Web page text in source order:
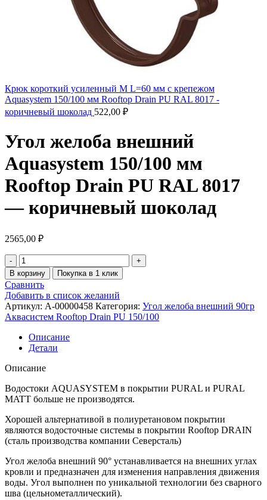
Крюк короткий усиленный M L=60 мм с крепежом
Aquasystem 150/100 мм Rooftop Drain PU RAL 8017 -
коричневый шоколад 522,00 ₽
Угол желоба внешний
Aquasystem 150/100 мм
Rooftop Drain PU RAL 8017
— коричневый шоколад
2565,00 ₽
В корзину Покупка в 1 клик
Сравнить
Добавить в список желаний
Артикул: A-00000458 Категория: Угол желоба внешний 90гр
Аквасистем Rooftop Drain PU 150/100
Описание
Детали
Описание
Водостоки AQUASYSTEM в покрытии PURAL и PURAL
MATT больше не производятся.
Хорошей альтернативой в полиуретановом покрытии
являются водосточные системы в покрытии Rooftop DRAIN
(сталь производства компании Северсталь)
Угол желоба внешний 90° устанавливается на внешних углах
кровли и предназначен для изменения направления движения
воды. Угол выполнен по уникальной технологии без сварного
шва (цельнометаллический).